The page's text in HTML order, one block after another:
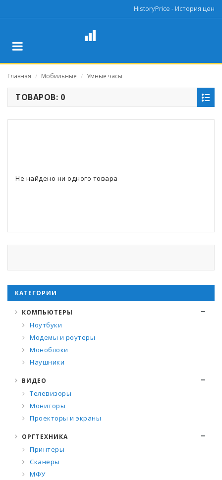
HistoryPrice - История цен
Главная / Мобильные / Умные часы
ТОВАРОВ: 0
Не найдено ни одного товара
КАТЕГОРИИ
КОМПЬЮТЕРЫ
Ноутбуки
Модемы и роутеры
Моноблоки
Наушники
ВИДЕО
Телевизоры
Мониторы
Проекторы и экраны
ОРГТЕХНИКА
Принтеры
Сканеры
МФУ